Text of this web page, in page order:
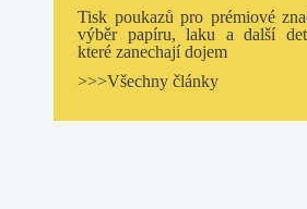
Tisk poukazů pro prémiové
výběr papíru, laku a další
které zanechají dojem
>>>Všechny články